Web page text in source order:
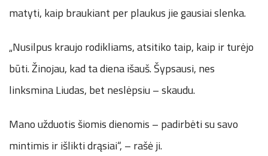
matyti, kaip braukiant per plaukus jie gausiai slenka.
„Nusilpus kraujo rodikliams, atsitiko taip, kaip ir turėjo
būti. Žinojau, kad ta diena išauš. Šypsausi, nes
linksmina Liudas, bet neslėpsiu – skaudu.
Mano užduotis šiomis dienomis – padirbėti su savo
mintimis ir išlikti drąsiai“, – rašė ji.